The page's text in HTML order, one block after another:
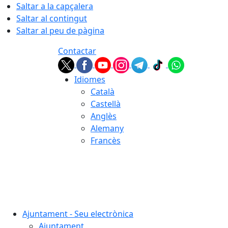
Saltar a la capçalera
Saltar al contingut
Saltar al peu de pàgina
Contactar
Idiomes
Català
Castellà
Anglès
Alemany
Francès
Ajuntament - Seu electrònica